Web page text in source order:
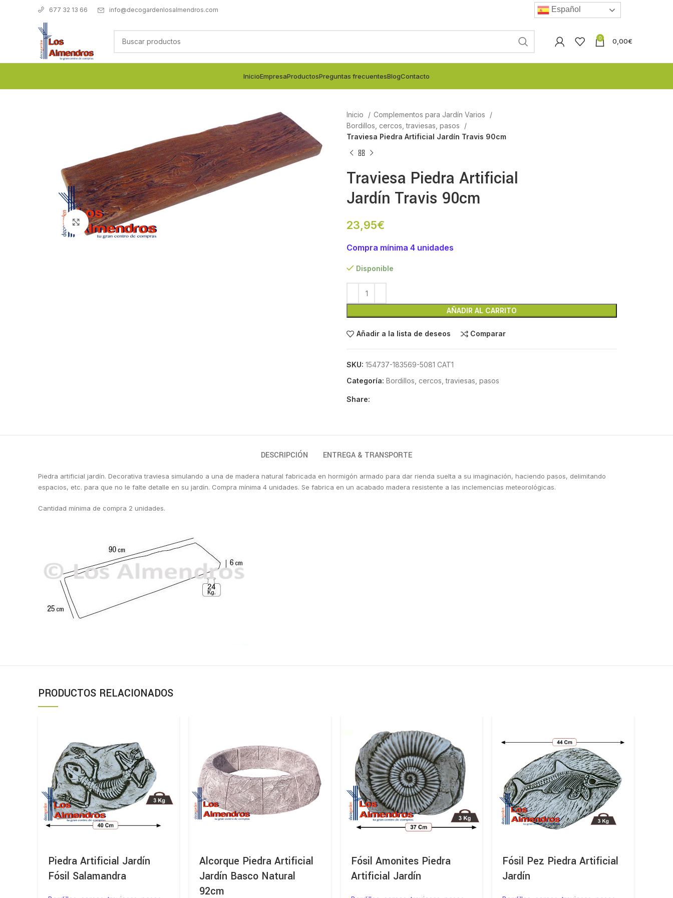
677 32 13 66 info@decogardenlosalmendros.com Español
0 0,00€
InicioEmpresaProductosPreguntas frecuentesBlogContacto
Clic para ampliar
Inicio
Complementos para Jardín Varios
Bordillos, cercos, traviesas, pasos
Traviesa Piedra Artificial Jardín Travis 90cm
Traviesa Piedra Artificial
Jardín Travis 90cm
23,95€
Compra mínima 4 unidades
Disponible
AÑADIR AL CARRITO
Añadir a la lista de deseos Comparar
SKU: 154737-183569-5081 CAT1
Categoría: Bordillos, cercos, traviesas, pasos
Share:
DESCRIPCIÓN ENTREGA & TRANSPORTE
Piedra artificial jardín. Decorativa traviesa simulando a una de madera natural fabricada en hormigón armado para dar rienda suelta a su imaginación, haciendo pasos, delimitando
espacios, etc. para que no le falte detalle en su jardín. Compra mínima 4 unidades. Se fabrica en un acabado madera resistente a las inclemencias meteorológicas.
Cantidad mínima de compra 2 unidades.
PRODUCTOS RELACIONADOS
Piedra Artificial Jardín
Fósil Salamandra
Alcorque Piedra Artificial
Jardín Basco Natural
92cm
Fósil Amonites Piedra
Artificial Jardín
Fósil Pez Piedra Artificial
Jardín